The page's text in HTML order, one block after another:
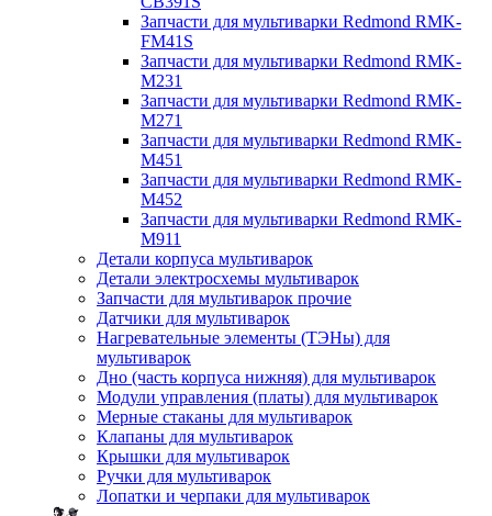
Запчасти для мультиварки Redmond RMK-
FM41S
Запчасти для мультиварки Redmond RMK-
M231
Запчасти для мультиварки Redmond RMK-
M271
Запчасти для мультиварки Redmond RMK-
M451
Запчасти для мультиварки Redmond RMK-
M452
Запчасти для мультиварки Redmond RMK-
M911
Детали корпуса мультиварок
Детали электросхемы мультиварок
Запчасти для мультиварок прочие
Датчики для мультиварок
Нагревательные элементы (ТЭНы) для
мультиварок
Дно (часть корпуса нижняя) для мультиварок
Модули управления (платы) для мультиварок
Мерные стаканы для мультиварок
Клапаны для мультиварок
Крышки для мультиварок
Ручки для мультиварок
Лопатки и черпаки для мультиварок